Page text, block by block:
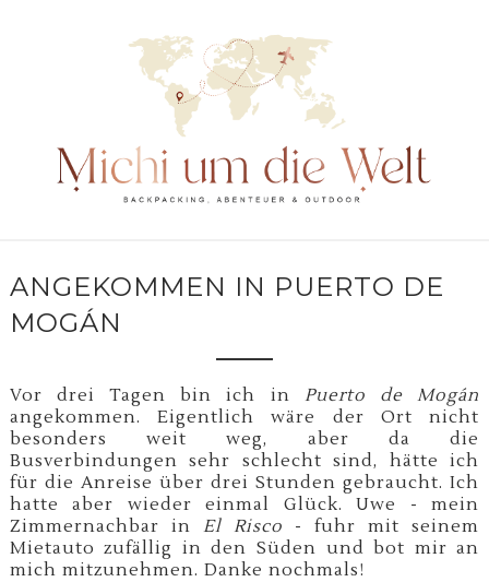
ANGEKOMMEN IN PUERTO DE
MOGÁN
Vor drei Tagen bin ich in Puerto de Mogán
angekommen. Eigentlich wäre der Ort nicht
besonders weit weg, aber da die
Busverbindungen sehr schlecht sind, hätte ich
für die Anreise über drei Stunden gebraucht. Ich
hatte aber wieder einmal Glück. Uwe - mein
Zimmernachbar in El Risco - fuhr mit seinem
Mietauto zufällig in den Süden und bot mir an
mich mitzunehmen. Danke nochmals!